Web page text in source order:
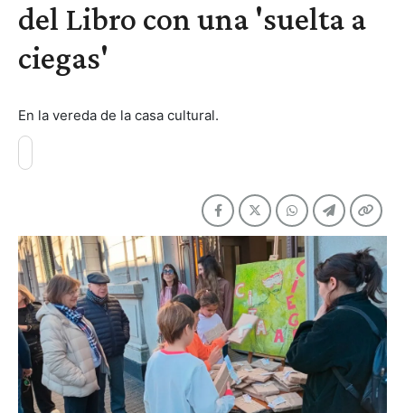
del Libro con una 'suelta a
ciegas'
En la vereda de la casa cultural.